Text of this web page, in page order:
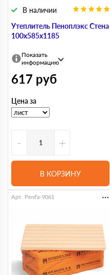
Утеплитель Пеноплэкс Стена
100х585х1185
В наличии
Показать
информацию
617 руб
Цена за
- +
В КОРЗИНУ
Арт. PenFa-9061